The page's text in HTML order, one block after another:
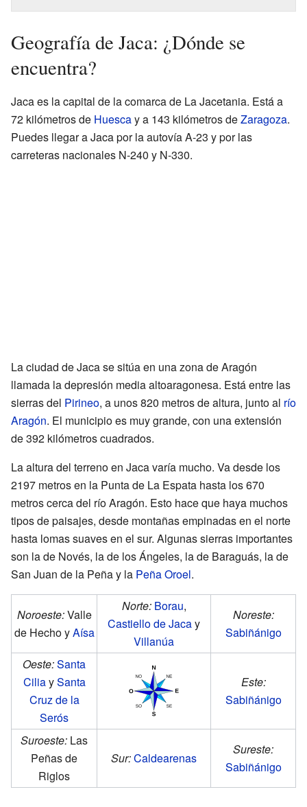
Geografía de Jaca: ¿Dónde se
encuentra?
Jaca es la capital de la comarca de La Jacetania. Está a
72 kilómetros de Huescay a 143 kilómetros deZaragoza.
Puedes llegar a Jaca por la autovía A-23 y por las
carreteras nacionales N-240 y N-330.
La ciudad de Jaca se sitúa en una zona de Aragón
llamada la depresión media altoaragonesa. Está entre las
sierras del Pirineo, a unos 820 metros de altura, junto al río
Aragón. El municipio es muy grande, con una extensión
de 392 kilómetros cuadrados.
La altura del terreno en Jaca varía mucho. Va desde los
2197 metros en la Punta de La Espata hasta los 670
metros cerca del río Aragón. Esto hace que haya muchos
tipos de paisajes, desde montañas empinadas en el norte
hasta lomas suaves en el sur. Algunas sierras importantes
son la de Novés, la de los Ángeles, la de Baraguás, la de
San Juan de la Peña y la Peña Oroel.
Noroeste:Valle
de Hecho yAísa
Norte: Borau,
Castiello de Jacay
Villanúa
Noreste:
Sabiñánigo
Oeste:Santa
CiliaySanta
Cruz de la
Serós
Este:
Sabiñánigo
Suroeste: Las
Peñas de
Riglos
Sur:Caldearenas
Sureste:
Sabiñánigo